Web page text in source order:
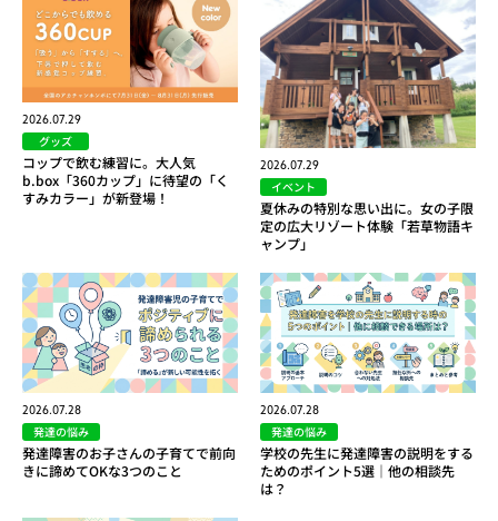
2026.07.29
グッズ
コップで飲む練習に。大人気
b.box「360カップ」に待望の「く
すみカラー」が新登場！
2026.07.29
イベント
夏休みの特別な思い出に。女の子限
定の広大リゾート体験「若草物語キ
ャンプ」
2026.07.28
発達の悩み
発達障害のお子さんの子育てで前向
きに諦めてOKな3つのこと
2026.07.28
発達の悩み
学校の先生に発達障害の説明をする
ためのポイント5選｜他の相談先
は？